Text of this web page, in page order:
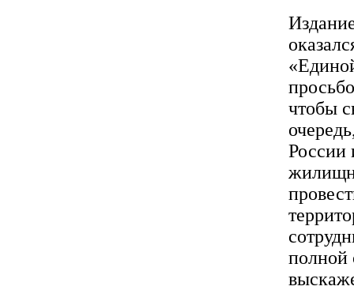
чтобы
России
полной